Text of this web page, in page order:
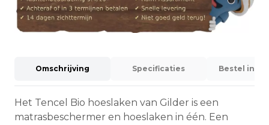
Omschrijving Specificaties Bestel
Het Tencel Bio hoeslaken van Gilder is een
matrasbeschermer en hoeslaken in één. Een